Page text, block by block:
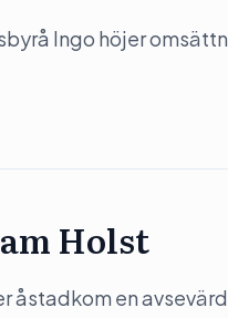
Ingo höjer
Holst
åstadkom en